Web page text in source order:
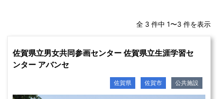
全 3 件中 1〜3 件を表示
佐賀県立男女共同参画センター 佐賀県立生涯学習セ
ンター アバンセ
佐賀県 佐賀市 公共施設